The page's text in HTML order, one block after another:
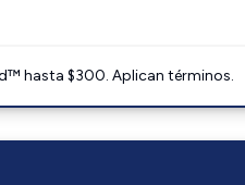
hasta $300. Aplican términos.